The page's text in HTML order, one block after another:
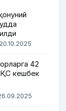
42
кешбек